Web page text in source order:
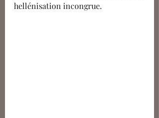
hellénisation incongrue.